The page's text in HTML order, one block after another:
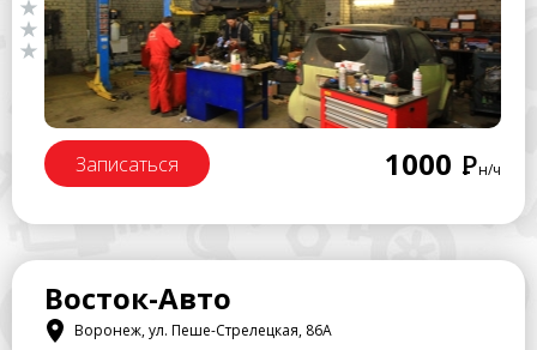
Записаться 1000 Рн/ч
Восток-Авто
Воронеж, ул. Пеше-Стрелецкая, 86А